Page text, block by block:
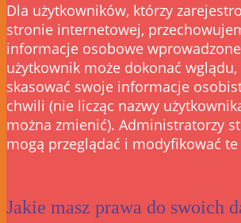
Dla użytkowników, którzy
stronie internetowej,
informacje osobowe
użytkownik może dokonać
skasować swoje informacje
chwili (nie licząc nazwy
można zmienić). Administratorzy
mogą przeglądać i modyfikować
Jakie masz prawa do swoich